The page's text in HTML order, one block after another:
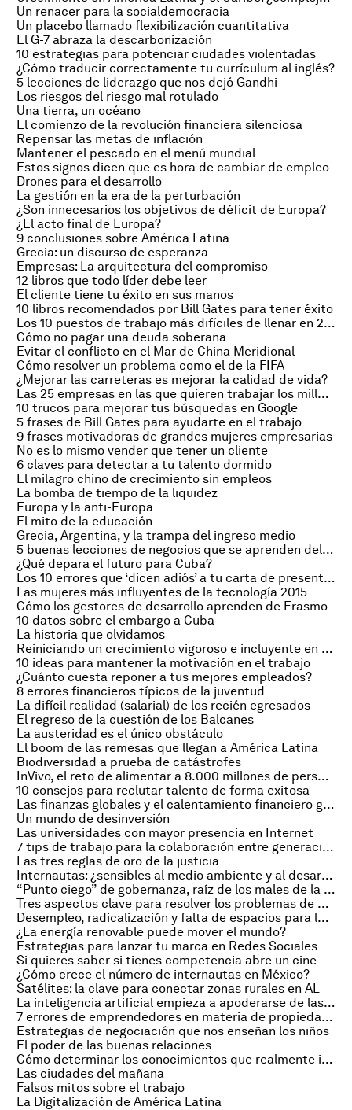
Un renacer para la socialdemocracia
Un placebo llamado flexibilización cuantitativa
El G-7 abraza la descarbonización
10 estrategias para potenciar ciudades violentadas
¿Cómo traducir correctamente tu currículum al inglés?
5 lecciones de liderazgo que nos dejó Gandhi
Los riesgos del riesgo mal rotulado
Una tierra, un océano
El comienzo de la revolución financiera silenciosa
Repensar las metas de inflación
Mantener el pescado en el menú mundial
Estos signos dicen que es hora de cambiar de empleo
Drones para el desarrollo
La gestión en la era de la perturbación
¿Son innecesarios los objetivos de déficit de Europa?
¿El acto final de Europa?
9 conclusiones sobre América Latina
Grecia: un discurso de esperanza
Empresas: La arquitectura del compromiso
12 libros que todo líder debe leer
El cliente tiene tu éxito en sus manos
10 libros recomendados por Bill Gates para tener éxito
Los 10 puestos de trabajo más difíciles de llenar en 2015
Cómo no pagar una deuda soberana
Evitar el conflicto en el Mar de China Meridional
Cómo resolver un problema como el de la FIFA
¿Mejorar las carreteras es mejorar la calidad de vida?
Las 25 empresas en las que quieren trabajar los millennials
10 trucos para mejorar tus búsquedas en Google
5 frases de Bill Gates para ayudarte en el trabajo
9 frases motivadoras de grandes mujeres empresarias
No es lo mismo vender que tener un cliente
6 claves para detectar a tu talento dormido
El milagro chino de crecimiento sin empleos
La bomba de tiempo de la liquidez
Europa y la anti-Europa
El mito de la educación
Grecia, Argentina, y la trampa del ingreso medio
5 buenas lecciones de negocios que se aprenden del fracaso
¿Qué depara el futuro para Cuba?
Los 10 errores que ‘dicen adiós’ a tu carta de presentación
Las mujeres más influyentes de la tecnología 2015
Cómo los gestores de desarrollo aprenden de Erasmo
10 datos sobre el embargo a Cuba
La historia que olvidamos
Reiniciando un crecimiento vigoroso e incluyente en Brasil
10 ideas para mantener la motivación en el trabajo
¿Cuánto cuesta reponer a tus mejores empleados?
8 errores financieros típicos de la juventud
La difícil realidad (salarial) de los recién egresados
El regreso de la cuestión de los Balcanes
La austeridad es el único obstáculo
El boom de las remesas que llegan a América Latina
Biodiversidad a prueba de catástrofes
InVivo, el reto de alimentar a 8.000 millones de personas
10 consejos para reclutar talento de forma exitosa
Las finanzas globales y el calentamiento financiero global
Un mundo de desinversión
Las universidades con mayor presencia en Internet
7 tips de trabajo para la colaboración entre generaciones
Las tres reglas de oro de la justicia
Internautas: ¿sensibles al medio ambiente y al desarrollo sostenible?
“Punto ciego” de gobernanza, raíz de los males de la región
Tres aspectos clave para resolver los problemas de Medio Oriente
Desempleo, radicalización y falta de espacios para la juventud de Medio Oriente
¿La energía renovable puede mover el mundo?
Estrategias para lanzar tu marca en Redes Sociales
Si quieres saber si tienes competencia abre un cine
¿Cómo crece el número de internautas en México?
Satélites: la clave para conectar zonas rurales en AL
La inteligencia artificial empieza a apoderarse de las empresas
7 errores de emprendedores en materia de propiedad intelectual
Estrategias de negociación que nos enseñan los niños
El poder de las buenas relaciones
Cómo determinar los conocimientos que realmente importan
Las ciudades del mañana
Falsos mitos sobre el trabajo
La Digitalización de América Latina